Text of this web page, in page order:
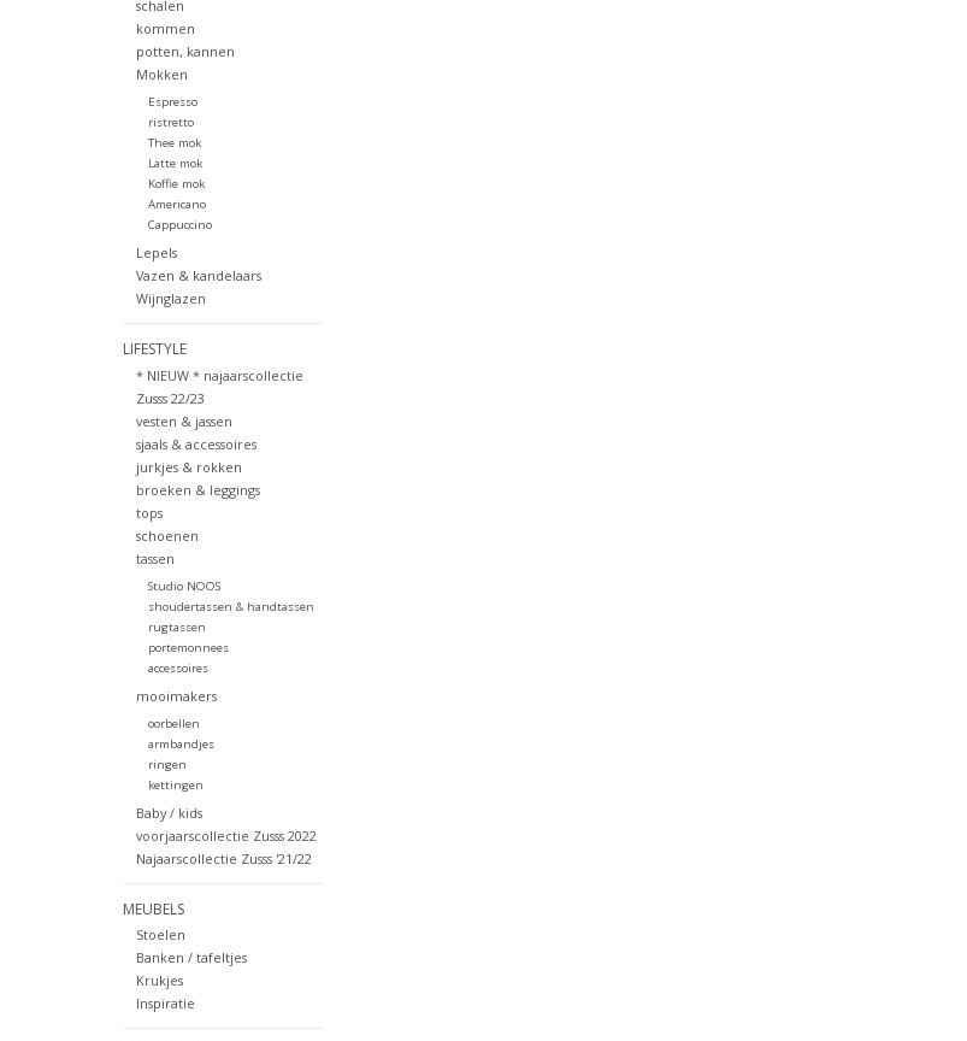
schalen
kommen
potten, kannen
Mokken
Espresso
ristretto
Thee mok
Latte mok
Koffie mok
Americano
Cappuccino
Lepels
Vazen & kandelaars
Wijnglazen
LIFESTYLE
* NIEUW * najaarscollectie
Zusss 22/23
vesten & jassen
sjaals & accessoires
jurkjes & rokken
broeken & leggings
tops
schoenen
tassen
Studio NOOS
shoudertassen & handtassen
rugtassen
portemonnees
accessoires
mooimakers
oorbellen
armbandjes
ringen
kettingen
Baby / kids
voorjaarscollectie Zusss 2022
Najaarscollectie Zusss '21/22
MEUBELS
Stoelen
Banken / tafeltjes
Krukjes
Inspiratie